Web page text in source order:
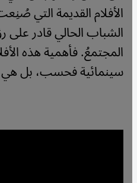
الأفلام القديمة التي
الشباب الحالي قادر على
المجتمعُ. فأهمية هذه
سينمائية فحسب، بل هي